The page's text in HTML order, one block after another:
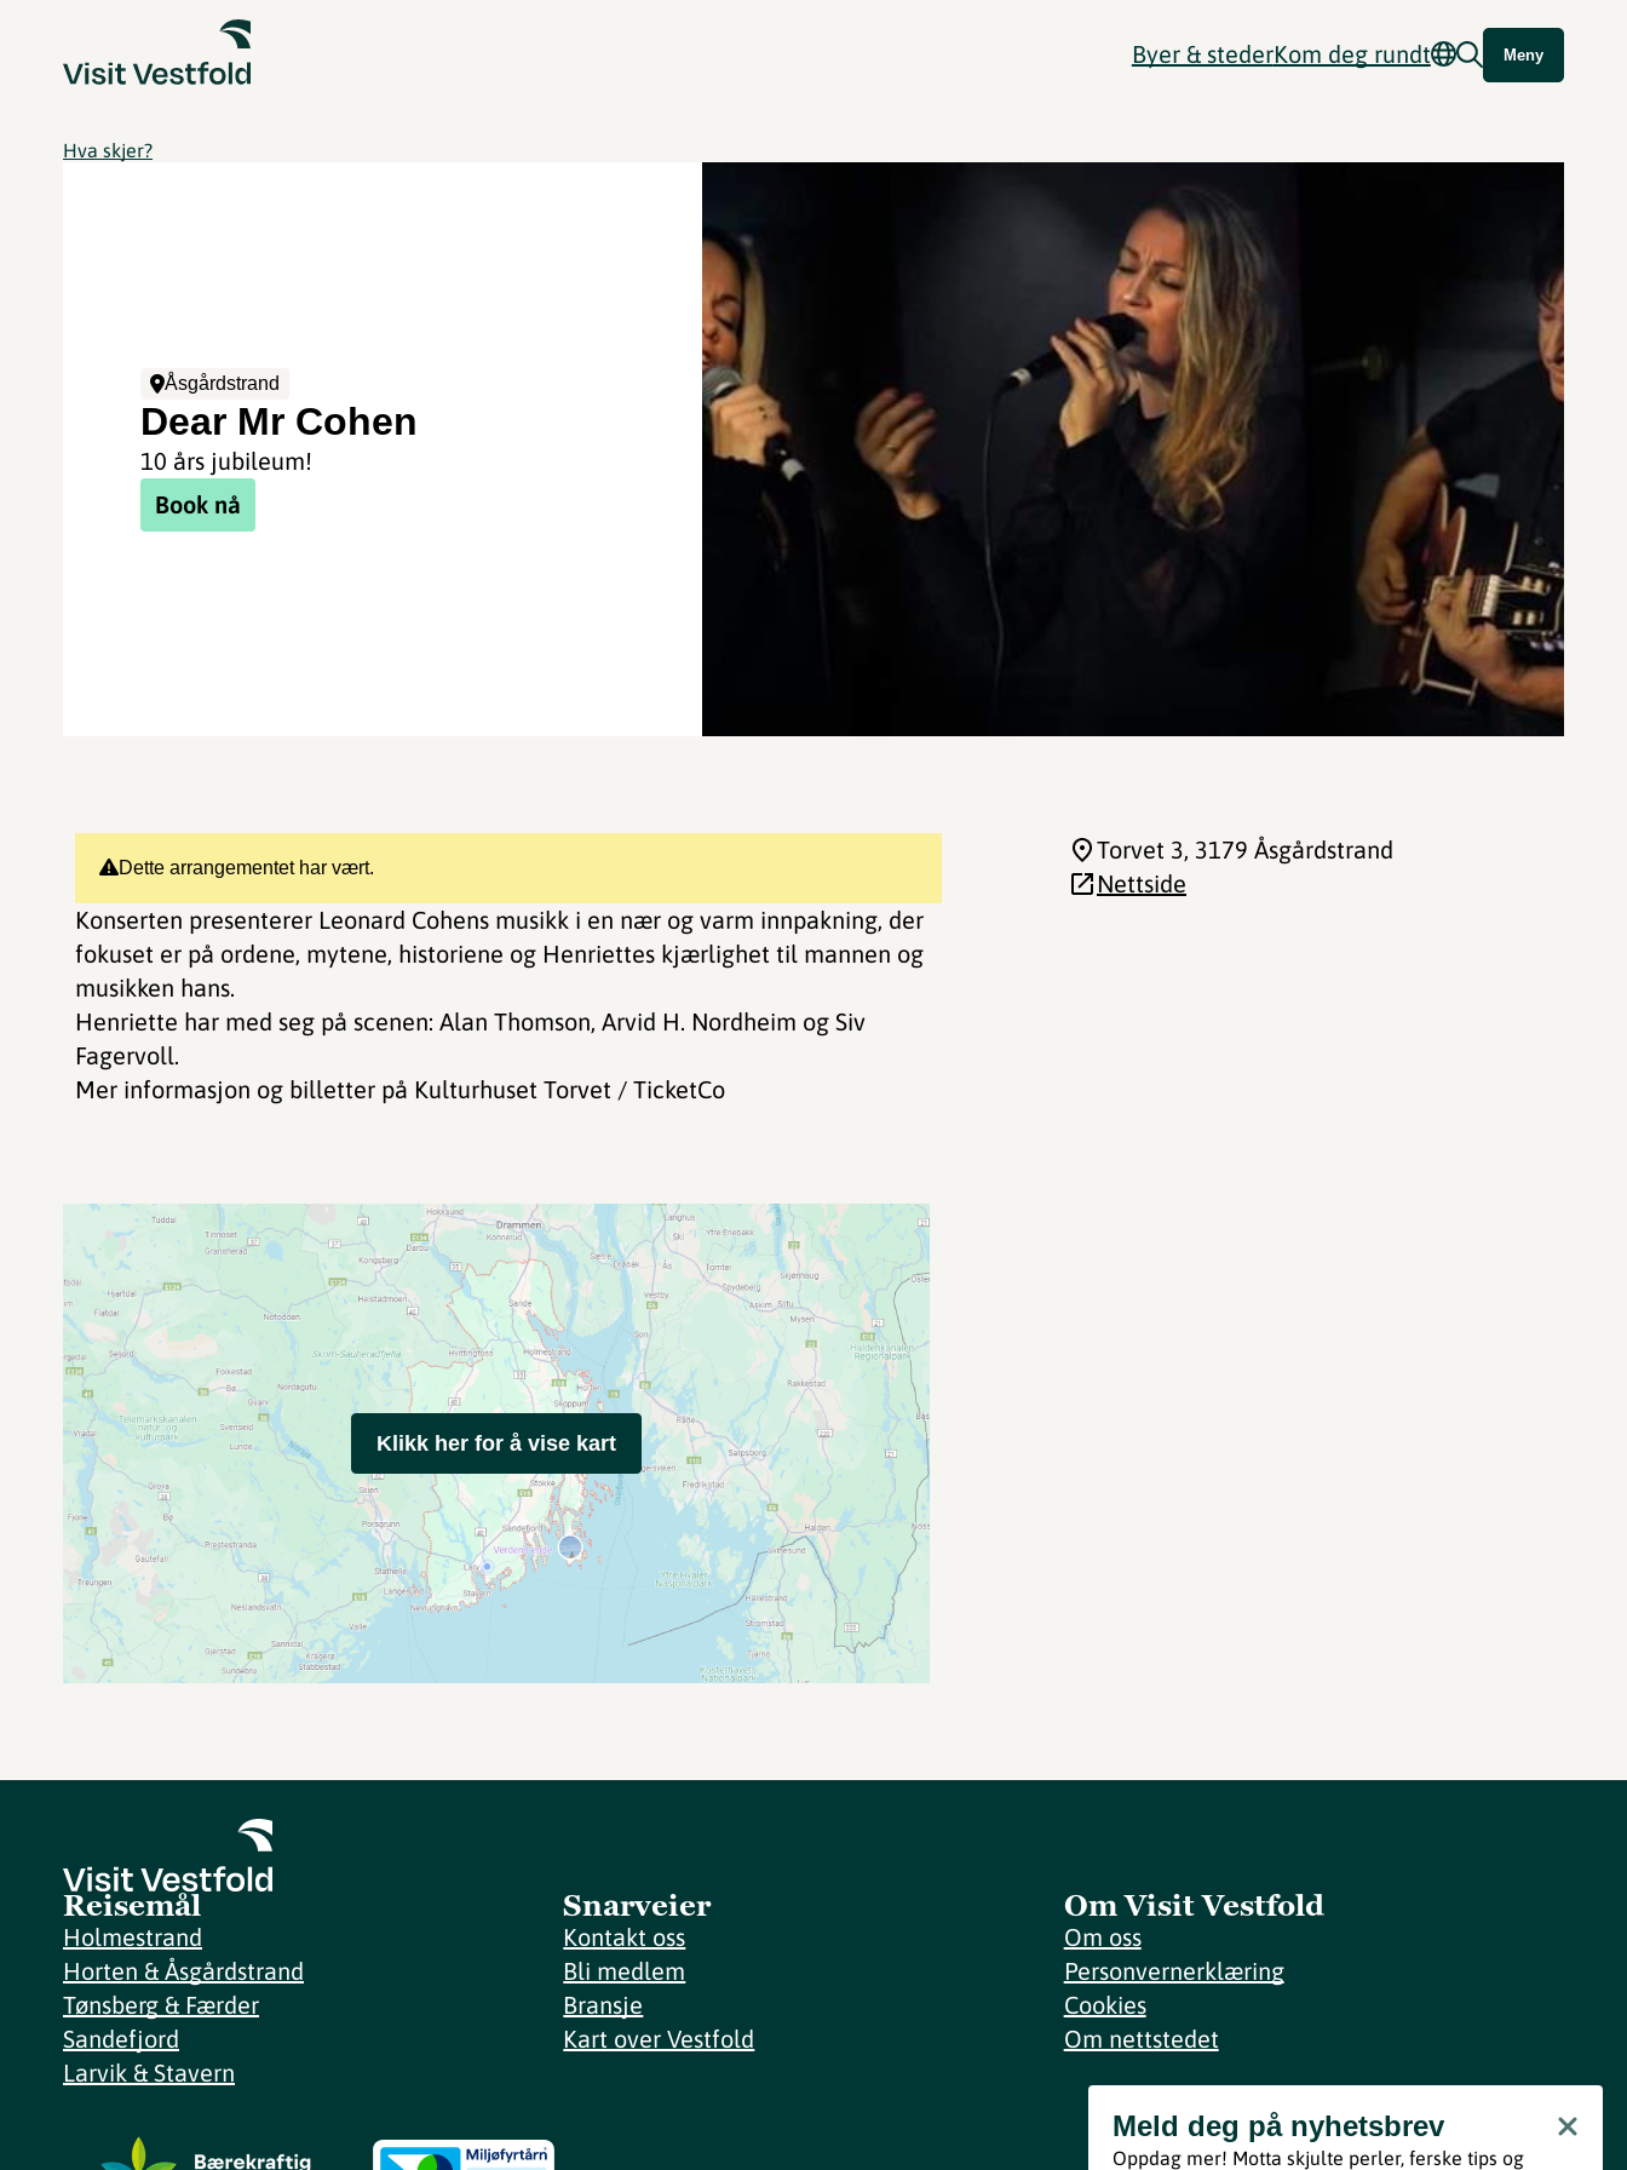
Byer & stederKom deg rundt Meny
Hva skjer?
Åsgårdstrand
Dear Mr Cohen
10 års jubileum!
Book nå
Dette arrangementet har vært.
Konserten presenterer Leonard Cohens musikk i en nær og varm innpakning, der
fokuset er på ordene, mytene, historiene og Henriettes kjærlighet til mannen og
musikken hans.
Henriette har med seg på scenen: Alan Thomson, Arvid H. Nordheim og Siv
Fagervoll.
Mer informasjon og billetter på Kulturhuset Torvet / TicketCo
Torvet 3, 3179 Åsgårdstrand
Nettside
Klikk her for å vise kart
Reisemål
Holmestrand
Horten & Åsgårdstrand
Tønsberg & Færder
Sandefjord
Larvik & Stavern
Snarveier
Kontakt oss
Bli medlem
Bransje
Kart over Vestfold
Om Visit Vestfold
Om oss
Personvernerklæring
Cookies
Om nettstedet
Meld deg på nyhetsbrev
Meld deg på nyhetsbrev
Oppdag mer! Motta skjulte perler, ferske tips og